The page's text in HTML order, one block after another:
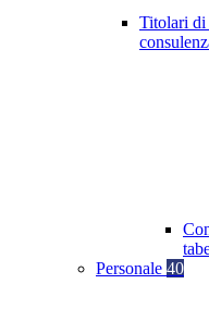
Titolari di
Personale 40